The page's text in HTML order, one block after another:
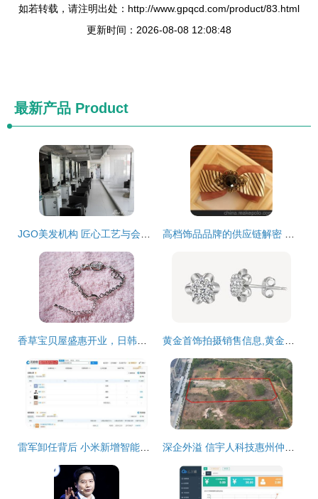
如若转载，请注明出处：http://www.gpqcd.com/product/83.html
更新时间：2026-08-08 12:08:48
最新产品 Product